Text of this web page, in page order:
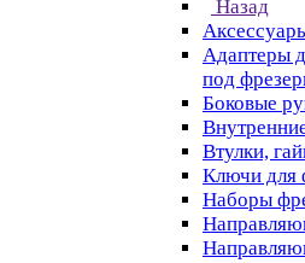
Назад
Адаптеры
под
Боковые
Втулки,
Ключи для
Наборы